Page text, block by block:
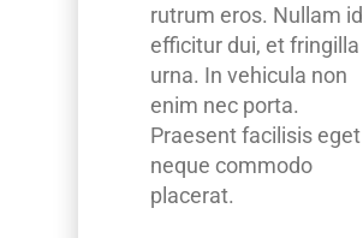
rutrum eros. Nullam id
efficitur dui, et fringilla
urna. In vehicula non
enim nec porta.
Praesent facilisis eget
neque commodo
placerat.